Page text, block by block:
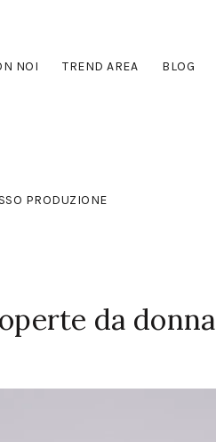
NOI TREND AREA BLOG
PRODUZIONE
da donna